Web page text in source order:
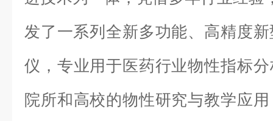
发了一系列全新多功能、高精度
仪，专业用于医药行业物性指标
院所和高校的物性研究与教学应